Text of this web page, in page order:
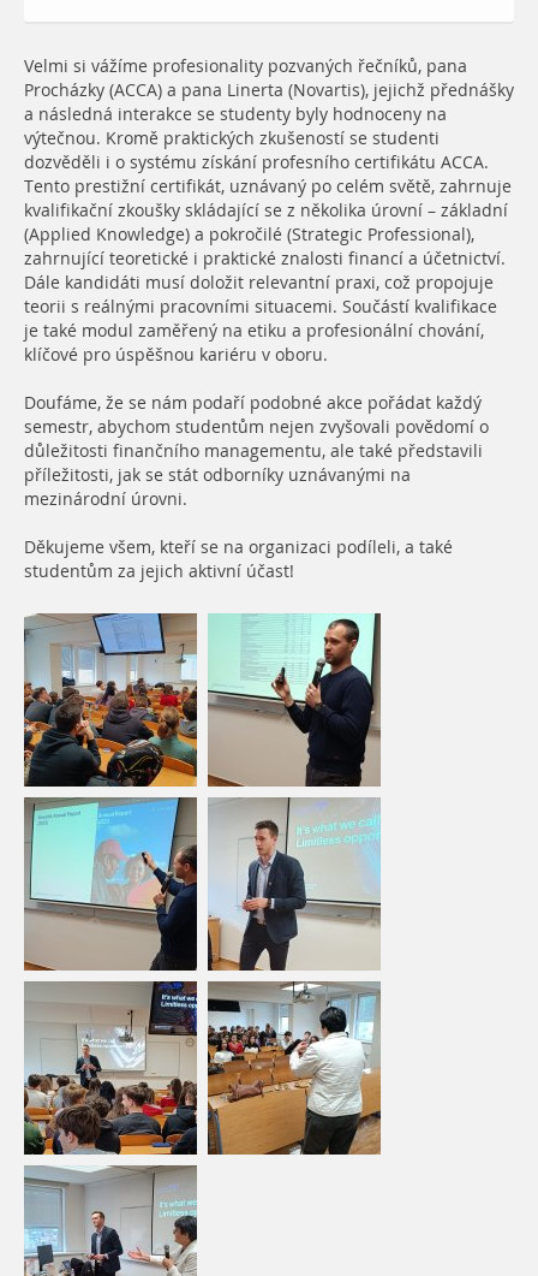
Velmi si vážíme profesionality pozvaných řečníků, pana
Procházky (ACCA) a pana Linerta (Novartis), jejichž přednášky
a následná interakce se studenty byly hodnoceny na
výtečnou. Kromě praktických zkušeností se studenti
dozvěděli i o systému získání profesního certifikátu ACCA.
Tento prestižní certifikát, uznávaný po celém světě, zahrnuje
kvalifikační zkoušky skládající se z několika úrovní – základní
(Applied Knowledge) a pokročilé (Strategic Professional),
zahrnující teoretické i praktické znalosti financí a účetnictví.
Dále kandidáti musí doložit relevantní praxi, což propojuje
teorii s reálnými pracovními situacemi. Součástí kvalifikace
je také modul zaměřený na etiku a profesionální chování,
klíčové pro úspěšnou kariéru v oboru.
Doufáme, že se nám podaří podobné akce pořádat každý
semestr, abychom studentům nejen zvyšovali povědomí o
důležitosti finančního managementu, ale také představili
příležitosti, jak se stát odborníky uznávanými na
mezinárodní úrovni.
Děkujeme všem, kteří se na organizaci podíleli, a také
studentům za jejich aktivní účast!